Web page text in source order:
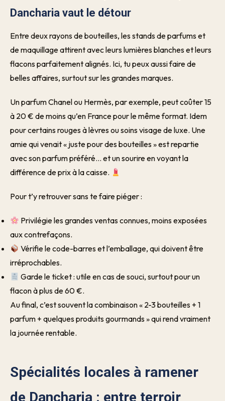
Dancharia vaut le détour
Entre deux rayons de bouteilles, les stands de parfums et
de maquillage attirent avec leurs lumières blanches et leurs
flacons parfaitement alignés. Ici, tu peux aussi faire de
belles affaires, surtout sur les grandes marques.
Un parfum Chanel ou Hermès, par exemple, peut coûter 15
à 20 € de moins qu’en France pour le même format. Idem
pour certains rouges à lèvres ou soins visage de luxe. Une
amie qui venait « juste pour des bouteilles » est repartie
avec son parfum préféré… et un sourire en voyant la
différence de prix à la caisse.
Pour t’y retrouver sans te faire piéger :
Privilégie les grandes ventas connues, moins exposées
aux contrefaçons.
Vérifie le code-barres et l’emballage, qui doivent être
irréprochables.
Garde le ticket : utile en cas de souci, surtout pour un
flacon à plus de 60 €.
Au final, c’est souvent la combinaison « 2-3 bouteilles + 1
parfum + quelques produits gourmands » qui rend vraiment
la journée rentable.
Spécialités locales à ramener
de Dancharia : entre terroir